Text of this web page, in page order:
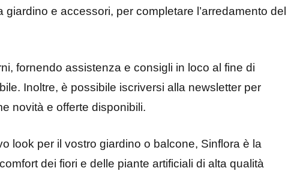
e accessori, per completare l’arredamento del
fornendo assistenza e consigli in loco al fine di
Inoltre, è possibile iscriversi alla newsletter per
novità e offerte disponibili.
look per il vostro giardino o balcone, Sinflora è la
dei fiori e delle piante artificiali di alta qualità